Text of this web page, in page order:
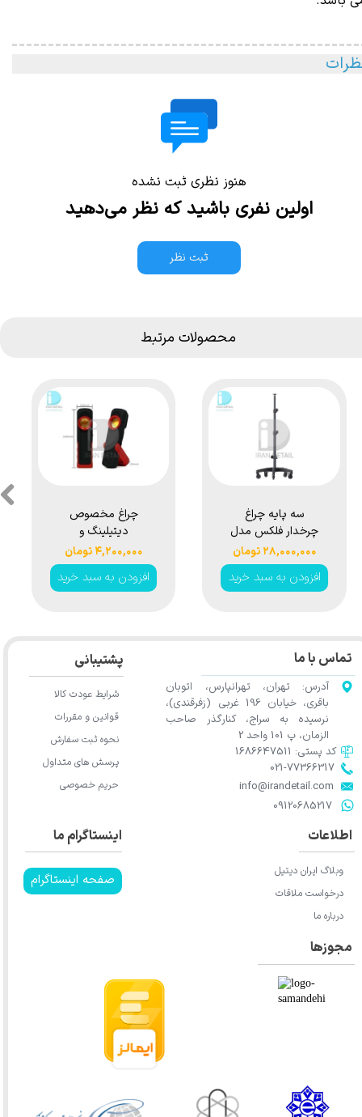
هنوز نظری ثبت نشده
اولین نفری باشید که نظر می‌دهید
ثبت نظر
محصولات مرتبط
چراغ مخصوص
دیتیلینگ و
تشخیص رنگ
سورین بو مدل
Surainbow
۴,۲۰۰,۰۰۰ تومان
افزودن به سبد خرید
سه پایه چراغ
چرخدار فلکس مدل
Flex Mobile
Tripod WLS-70-
190
۲۸,۰۰۰,۰۰۰ تومان
افزودن به سبد خرید
تماس با ما
آدرس: تهران، تهرانپارس، اتوبان
باقری، خیابان 196 غربی (زفرقندی)،
نرسیده به سراج، کنارگذر صاحب
الزمان، پ 101 واحد 2
​​​​​​​info@irandetail.com
021-77366317​​​​​​​​​​​​​​​​​​​​​
​​​​​​​09120685217​​​​​​​
کد پستی: 1686647511
اینستاگرام ما
صفحه اینستاگرام
اطلاعات
وبلاگ ایران دیتیل
درخواست ملاقات
درباره ما
پشتیبانی
شرایط عودت کالا
قوانین و مقررات
نحوه ثبت سفارش
پرسش های متداول
حریم خصوصی
مجوزها